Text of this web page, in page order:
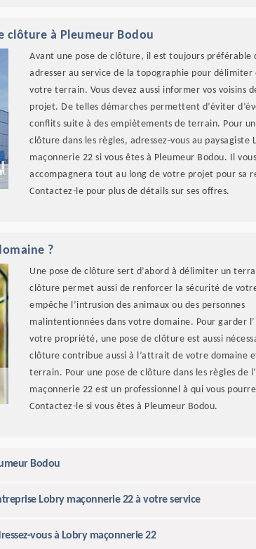
clôture à Pleumeur Bodou
Avant une pose de clôture, il est toujours préférable
adresser au service de la topographie pour délimiter
votre terrain. Vous devez aussi informer vos voisins
projet. De telles démarches permettent d’éviter
conflits suite à des empiètements de terrain. Pour
clôture dans les règles, adressez-vous au paysagiste
maçonnerie 22 si vous êtes à Pleumeur Bodou. Il vous
accompagnera tout au long de votre projet pour sa
Contactez-le pour plus de détails sur ses offres.
?
Une pose de clôture sert d’abord à délimiter un
clôture permet aussi de renforcer la sécurité de
empêche l’intrusion des animaux ou des personnes
malintentionnées dans votre domaine. Pour garder
votre propriété, une pose de clôture est aussi
clôture contribue aussi à l’attrait de votre domaine
terrain. Pour une pose de clôture dans les règles de
maçonnerie 22 est un professionnel à qui vous
Contactez-le si vous êtes à Pleumeur Bodou.
Bodou
Lobry maçonnerie 22 à votre service
vous à Lobry maçonnerie 22